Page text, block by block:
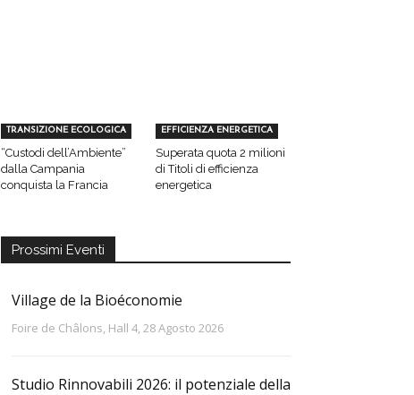
TRANSIZIONE ECOLOGICA
“Custodi dell’Ambiente”
dalla Campania
conquista la Francia
EFFICIENZA ENERGETICA
Superata quota 2 milioni
di Titoli di efficienza
energetica
Prossimi Eventi
Village de la Bioéconomie
Foire de Châlons, Hall 4, 28 Agosto 2026
Studio Rinnovabili 2026: il potenziale della